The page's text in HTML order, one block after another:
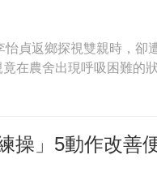
貞返鄉探視雙親時，卻
在農舍出現呼吸困難的
操」5動作改